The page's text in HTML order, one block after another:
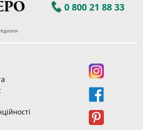
0 800 21 88 33